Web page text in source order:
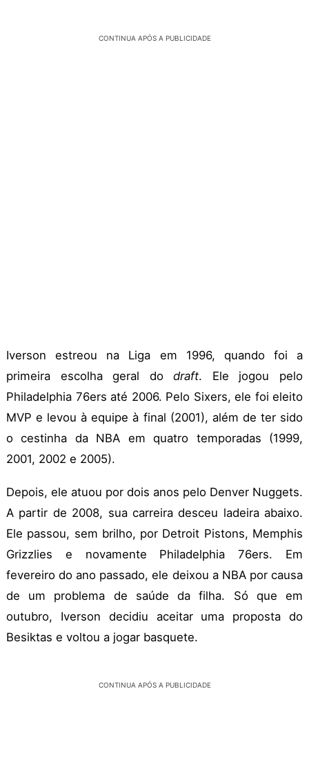
CONTINUA APÓS A PUBLICIDADE
Iverson estreou na Liga em 1996, quando foi a
primeira escolha geral dodraft. Ele jogou pelo
Philadelphia 76ers até 2006. Pelo Sixers, ele foi eleito
MVP e levou à equipe à final (2001), além de ter sido
o cestinha da NBA em quatro temporadas (1999,
2001, 2002 e 2005).
Depois, ele atuou por dois anos pelo Denver Nuggets.
A partir de 2008, sua carreira desceu ladeira abaixo.
Ele passou, sem brilho, por Detroit Pistons, Memphis
Grizzlies e novamente Philadelphia 76ers. Em
fevereiro do ano passado, ele deixou a NBA por causa
de um problema de saúde da filha. Só que em
outubro, Iverson decidiu aceitar uma proposta do
Besiktas e voltou a jogar basquete.
CONTINUA APÓS A PUBLICIDADE